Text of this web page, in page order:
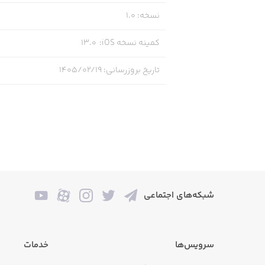
خدمات بانکی ویژه
• استعلام انتقال چک
نسخه:
1.0
کمینه نسخه iOS :
13.0
تاریخ بروزرسانی: ۱۴۰۵/۰۲/۱۹
شبکه‌های اجتماعی
سرویس‌ها خدمات